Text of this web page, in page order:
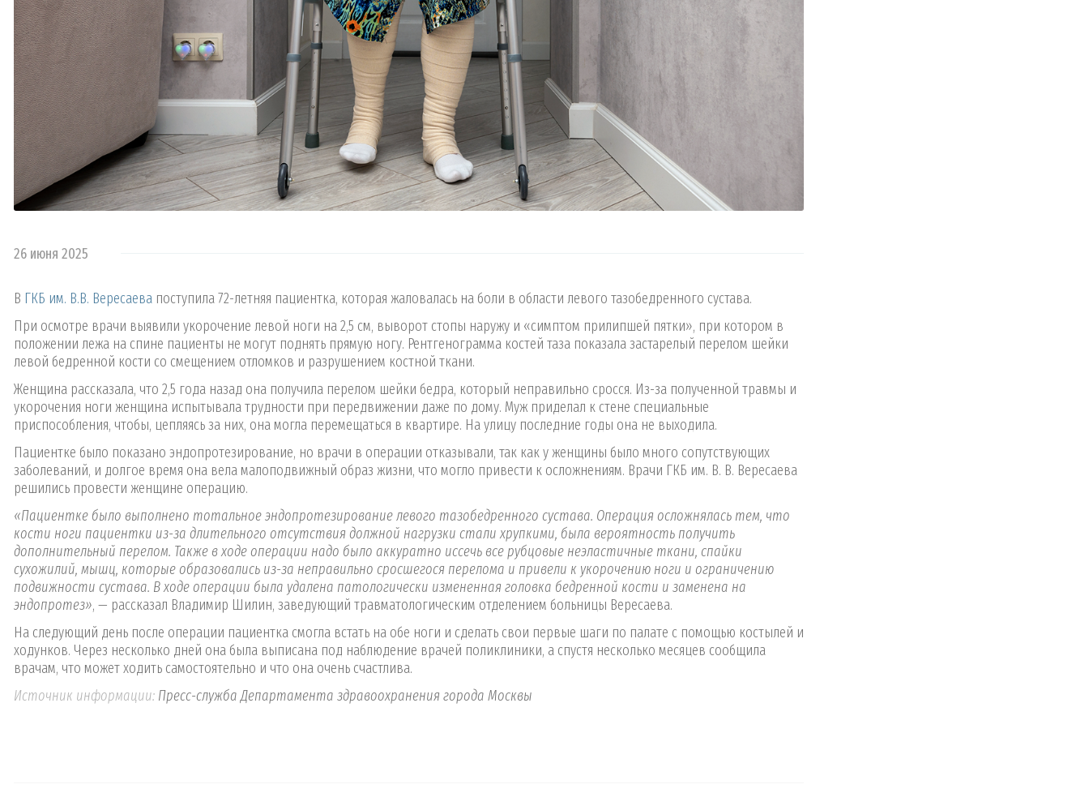
26 июня 2025
В ГКБ им. В.В. Вересаева поступила 72-летняя пациентка, которая жаловалась на боли в области левого тазобедренного сустава.
При осмотре врачи выявили укорочение левой ноги на 2,5 см, выворот стопы наружу и «симптом прилипшей пятки», при котором в
положении лежа на спине пациенты не могут поднять прямую ногу. Рентгенограмма костей таза показала застарелый перелом шейки
левой бедренной кости со смещением отломков и разрушением костной ткани.
Женщина рассказала, что 2,5 года назад она получила перелом шейки бедра, который неправильно сросся. Из-за полученной травмы и
укорочения ноги женщина испытывала трудности при передвижении даже по дому. Муж приделал к стене специальные
приспособления, чтобы, цепляясь за них, она могла перемещаться в квартире. На улицу последние годы она не выходила.
Пациентке было показано эндопротезирование, но врачи в операции отказывали, так как у женщины было много сопутствующих
заболеваний, и долгое время она вела малоподвижный образ жизни, что могло привести к осложнениям. Врачи ГКБ им. В. В. Вересаева
решились провести женщине операцию.
«Пациентке было выполнено тотальное эндопротезирование левого тазобедренного сустава. Операция осложнялась тем, что
кости ноги пациентки из-за длительного отсутствия должной нагрузки стали хрупкими, была вероятность получить
дополнительный перелом. Также в ходе операции надо было аккуратно иссечь все рубцовые неэластичные ткани, спайки
сухожилий, мышц, которые образовались из-за неправильно сросшегося перелома и привели к укорочению ноги и ограничению
подвижности сустава. В ходе операции была удалена патологически измененная головка бедренной кости и заменена на
эндопротез», — рассказал Владимир Шилин, заведующий травматологическим отделением больницы Вересаева.
На следующий день после операции пациентка смогла встать на обе ноги и сделать свои первые шаги по палате с помощью костылей и
ходунков. Через несколько дней она была выписана под наблюдение врачей поликлиники, а спустя несколько месяцев сообщила
врачам, что может ходить самостоятельно и что она очень счастлива.
Источник информации: Пресс-служба Департамента здравоохранения города Москвы